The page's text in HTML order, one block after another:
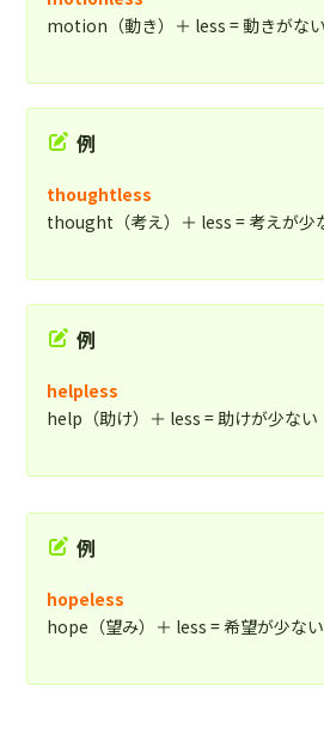
motion（動き）＋ less = 動きが
例
thoughtless
thought（考え）＋ less = 考えが
例
helpless
help（助け）＋ less = 助けが少
例
hopeless
hope（望み）＋ less = 希望が少